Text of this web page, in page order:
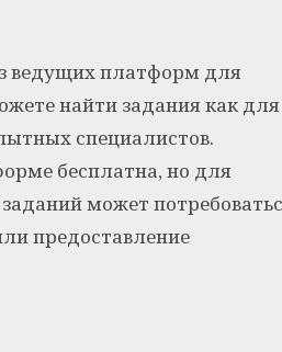
ведущих платформ для
найти задания как для
специалистов.
бесплатна, но для
может
предоставление